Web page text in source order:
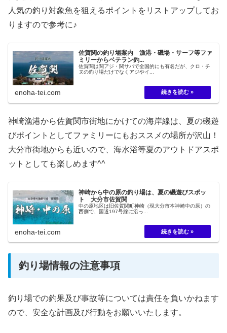
人気の釣り対象魚を狙えるポイントをリストアップしてお
りますので参考に♪
佐賀関の釣り場案内 漁港・磯場・サーフ等ファ
ミリーからベテラン釣...
佐賀関は関アジ・関サバで全国的にも有名だが、クロ・チ
ヌの釣り場だけでなくアジやイ...
enoha-tei.com
神崎漁港から佐賀関市街地にかけての海岸線は、夏の磯遊
びポイントとしてファミリーにもおススメの場所が沢山！
大分市街地からも近いので、海水浴等夏のアウトドアスポ
ットとしても楽しめます^^
神崎から中の原の釣り場は、夏の磯遊びスポッ
ト 大分市佐賀関
中の原地区は旧佐賀関町神崎（現大分市本神崎中の原）の
西側で、国道197号線に沿っ...
enoha-tei.com
釣り場情報の注意事項
釣り場での釣果及び事故等については責任を負いかねます
ので、安全な計画及び行動をお願いいたします。